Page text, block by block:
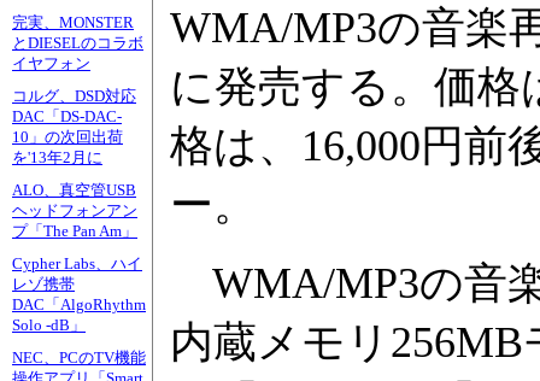
完実、MONSTER
とDIESELのコラボ
イヤフォン
コルグ、DSD対応
DAC「DS-DAC-
10」の次回出荷
を'13年2月に
ALO、真空管USB
ヘッドフォンアン
プ「The Pan Am」
Cypher Labs、ハイ
レゾ携帯
DAC「AlgoRhythm
Solo -dB」
NEC、PCのTV機能
WMA/MP3の音楽
に発売する。価
格は、16,000円前
ー。
WMA/MP3の音
内蔵メモリ256MB